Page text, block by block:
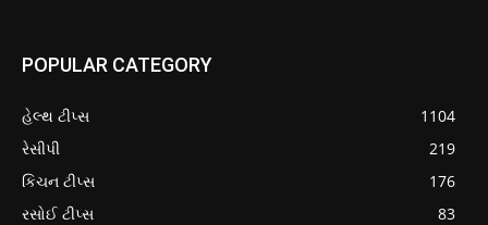
POPULAR CATEGORY
હેલ્થ ટીપ્સ
1104
રેસીપી
219
કિચન ટીપ્સ
176
રસોઈ ટીપ્સ
83